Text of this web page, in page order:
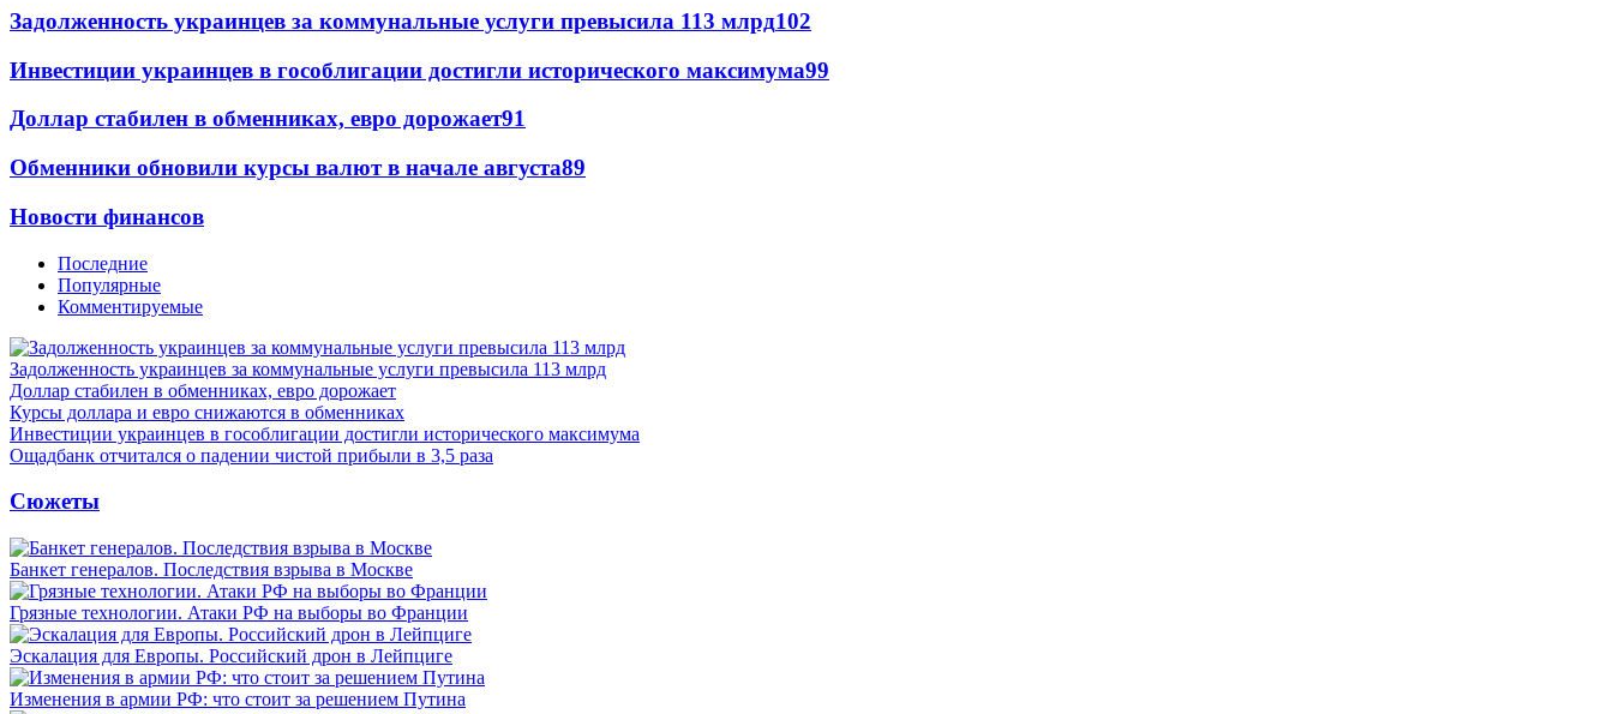
Задолженность украинцев за коммунальные услуги превысила 113 млрд102
Инвестиции украинцев в гособлигации достигли исторического максимума99
Доллар стабилен в обменниках, евро дорожает91
Обменники обновили курсы валют в начале августа89
Новости финансов
Последние
Популярные
Комментируемые
Задолженность украинцев за коммунальные услуги превысила 113 млрд
Доллар стабилен в обменниках, евро дорожает
Курсы доллара и евро снижаются в обменниках
Инвестиции украинцев в гособлигации достигли исторического максимума
Ощадбанк отчитался о падении чистой прибыли в 3,5 раза
Сюжеты
Банкет генералов. Последствия взрыва в Москве
Грязные технологии. Атаки РФ на выборы во Франции
Эскалация для Европы. Российский дрон в Лейпциге
Изменения в армии РФ: что стоит за решением Путина